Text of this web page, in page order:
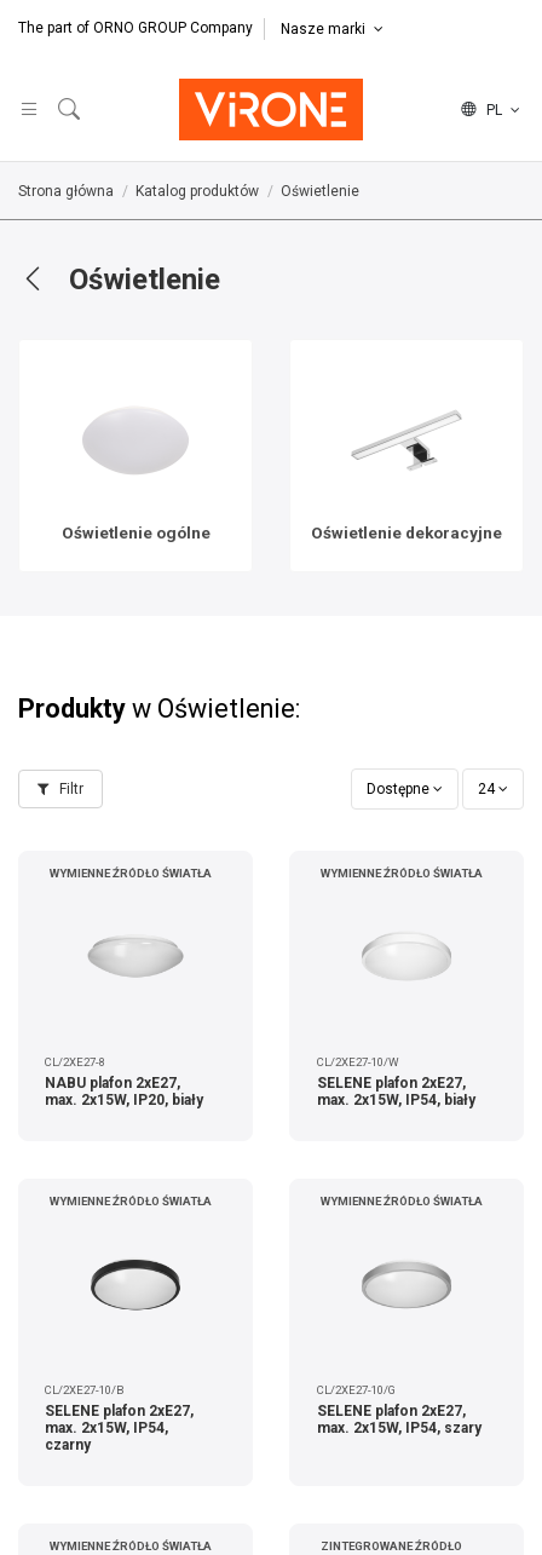
The part of ORNO GROUP Company Nasze marki
PL
Strona główna Katalog produktów Oświetlenie
Oświetlenie
Oświetlenie ogólne Oświetlenie dekoracyjne
Produkty w Oświetlenie:
Filtr Dostępne 24
WYMIENNE ŹRÓDŁO ŚWIATŁA
CL/2XE27-8
NABU plafon 2xE27,
max. 2x15W, IP20, biały
WYMIENNE ŹRÓDŁO ŚWIATŁA
CL/2XE27-10/W
SELENE plafon 2xE27,
max. 2x15W, IP54, biały
WYMIENNE ŹRÓDŁO ŚWIATŁA
CL/2XE27-10/B
SELENE plafon 2xE27,
max. 2x15W, IP54,
czarny
WYMIENNE ŹRÓDŁO ŚWIATŁA
CL/2XE27-10/G
SELENE plafon 2xE27,
max. 2x15W, IP54, szary
WYMIENNE ŹRÓDŁO ŚWIATŁA
ZINTEGROWANE ŹRÓDŁO